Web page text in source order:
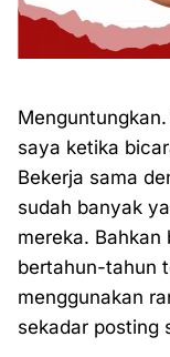
saya ketika
Bekerja sama
sudah banyak
mereka. Bahkan
bertahun-tahun
menggunakan
sekadar posting